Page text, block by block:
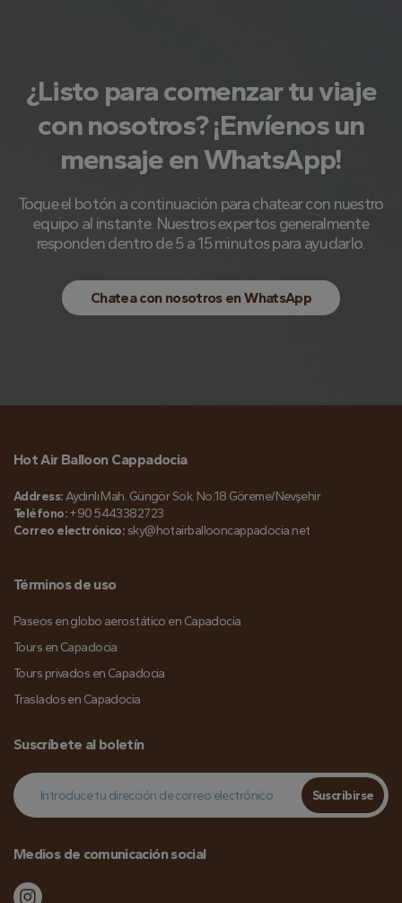
¿Listo para comenzar tu viaje
con nosotros? ¡Envíenos un
mensaje en WhatsApp!
Toque el botón a continuación para chatear con nuestro
equipo al instante. Nuestros expertos generalmente
responden dentro de 5 a 15 minutos para ayudarlo.
Chatea con nosotros en WhatsApp
Hot Air Balloon Cappadocia
Address:Aydınlı Mah. Güngör Sok. No:18 Göreme/Nevşehir
Teléfono:+90 5443382723
Correo electrónico: sky@hotairballooncappadocia.net
Términos de uso
Paseos en globo aerostático en Capadocia
Tours en Capadocia
Tours privados en Capadocia
Traslados en Capadocia
Suscríbete al boletín
Suscribirse
Medios de comunicación social